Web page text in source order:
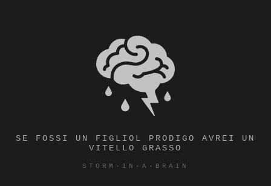
SE FOSSI UN FIGLIOL PRODIGO AVREI UN
VITELLO GRASSO
STORM·IN·A·BRAIN